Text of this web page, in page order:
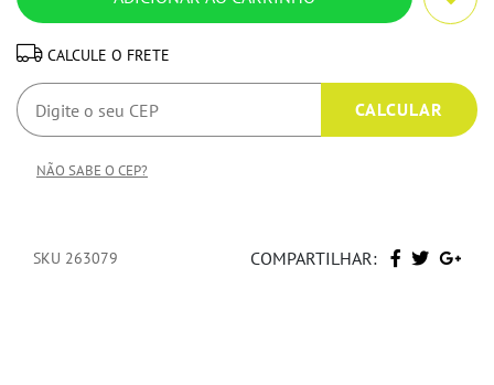
CALCULE O FRETE
NÃO SABE O CEP?
SKU 263079 COMPARTILHAR: